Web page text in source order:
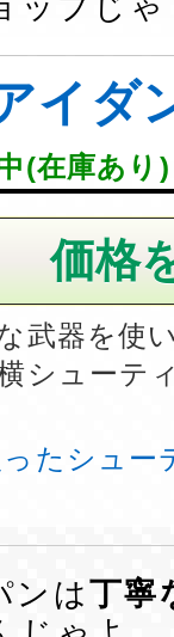
ップじゃ
イダ
(在庫あり)
武器を使
シューテ
ンは丁寧